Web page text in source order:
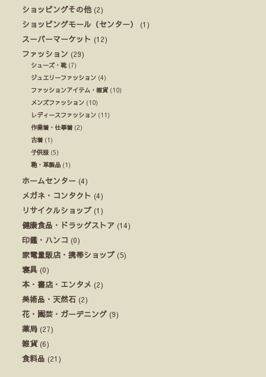
ショッピングその他 (2)
ショッピングモール（センター）
(1)
スーパーマーケット (12)
ファッション (29)
シューズ・靴(7)
ジュエリーファッション (4)
ファッションアイテム・雑貨 (10)
メンズファッション (10)
レディースファッション (11)
作業着・仕事着 (2)
古着 (1)
子供服 (5)
鞄・革製品 (1)
ホームセンター (4)
メガネ・コンタクト (4)
リサイクルショップ (1)
健康食品・ドラッグストア (14)
印鑑・ハンコ (0)
家電量販店・携帯ショップ (5)
寝具 (0)
本・書店・エンタメ (2)
美術品・天然石 (2)
花・園芸・ガーデニング (9)
薬局 (27)
雑貨(6)
食料品 (21)